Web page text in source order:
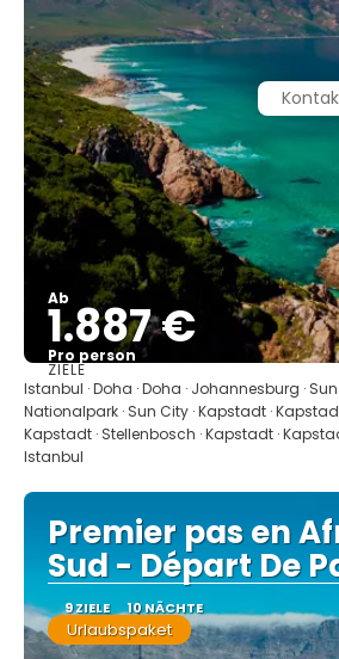
Ab
1.887 €
Pro person
Sehen
ZIELE
Istanbul · Doha · Doha · Johannesburg ·
Nationalpark · Sun City · Kapstadt ·
Kapstadt · Stellenbosch · Kapstadt ·
Istanbul
Premier pas en
Sud - Départ De
9 ZIELE 10 NÄCHTE
Urlaubspaket